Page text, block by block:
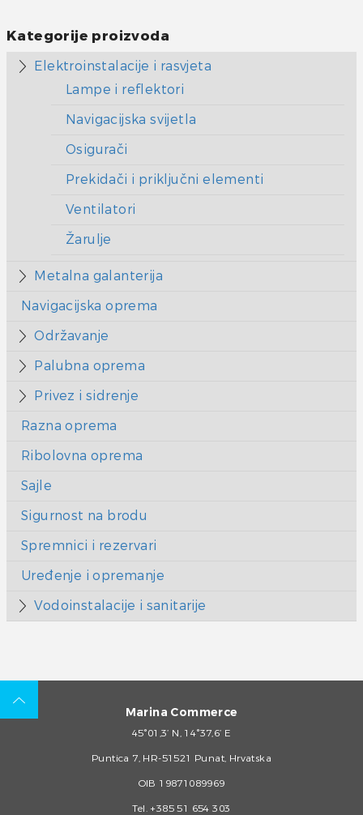
Kategorije proizvoda
Elektroinstalacije i rasvjeta
Lampe i reflektori
Navigacijska svijetla
Osigurači
Prekidači i priključni elementi
Ventilatori
Žarulje
Metalna galanterija
Navigacijska oprema
Održavanje
Palubna oprema
Privez i sidrenje
Razna oprema
Ribolovna oprema
Sajle
Sigurnost na brodu
Spremnici i rezervari
Uređenje i opremanje
Vodoinstalacije i sanitarije
Marina Commerce
45°01,3’ N, 14°37,6’ E
Puntica 7, HR-51521 Punat, Hrvatska
OIB 19871089969
Tel. +385 51 654 303